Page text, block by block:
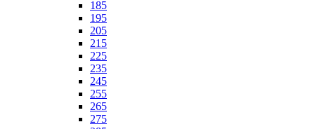
185
195
205
215
225
235
245
255
265
275